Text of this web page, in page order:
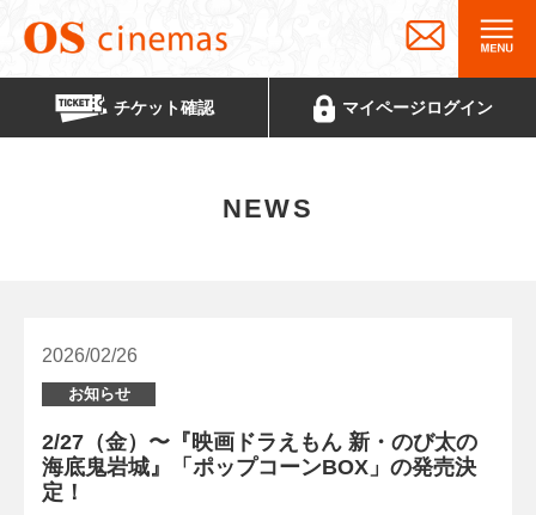
チケット確認 マイページログイン
NEWS
2026/02/26
お知らせ
2/27（金）〜『映画ドラえもん 新・のび太の
海底鬼岩城』「ポップコーンBOX」の発売決
定！